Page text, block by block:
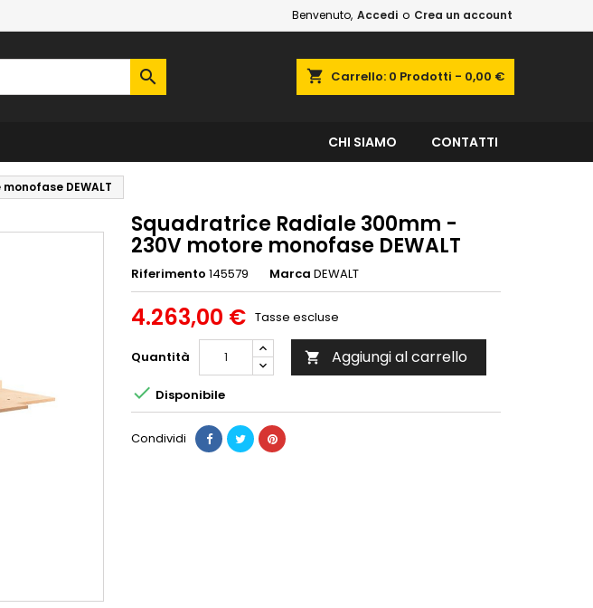
Benvenuto, Accedi o Crea un account
shopping_cart Carrello: 0 Prodotti - 0,00 €

CONTATTI
CHI SIAMO
DEWALT
Squadratrice Radiale 300mm -
230V motore monofase DEWALT
Riferimento 145579 Marca DEWALT
4.263,00 € Tasse escluse
Quantità  Aggiungi al carrello
 Disponibile
Condividi